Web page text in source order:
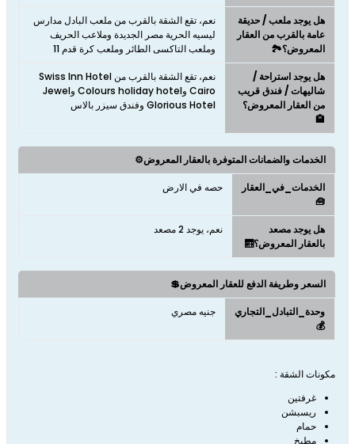
هل يوجد ملعب / حديقة
عامة بالقرب من العقار
المعروض؟🏞️
نعم، تقع الشقة بالقرب من ملعب البادل مدارس
ليسيه الحرية مصر الجديدة وملاعب الحريف
وملعب التاكسى الطائر وملعب كرة قدم 11
هل يوجد استراحة /
شاليهات / فندق قريب
من العقار المعروض؟
🏨
نعم، تقع الشقة بالقرب من Swiss Inn Hotel
Cairo وColours holiday hotel وJewel
Glorious Hotel وفندق سيزر بالاس
الخدمات والضمانات المتوفرة بالعقار المعروض⚙️
الخدمات_في_العقار
🧰
حصه في الارض
هل يوجد مصعد
بالعقار المعروض؟🛗
نعم، يوجد 2 مصعد
السعر وطريفة الدفع للعقار المعروض💲
وحدة_التبادل_التجاري
💰
جنيه مصري
مكونات الشقة :
غرفتين
ريسبشن
حمام
مطبخ